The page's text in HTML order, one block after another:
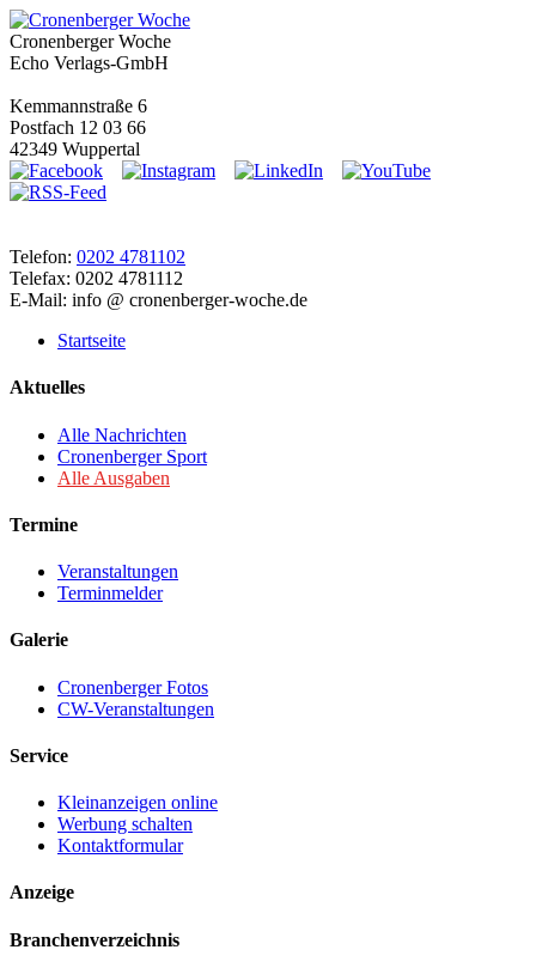
Cronenberger Woche
Echo Verlags-GmbH
Kemmannstraße 6
Postfach 12 03 66
42349 Wuppertal
Telefon: 0202 4781102
Telefax: 0202 4781112
E-Mail: info @ cronenberger-woche.de
Startseite
Aktuelles
Alle Nachrichten
Cronenberger Sport
Alle Ausgaben
Termine
Veranstaltungen
Terminmelder
Galerie
Cronenberger Fotos
CW-Veranstaltungen
Service
Kleinanzeigen online
Werbung schalten
Kontaktformular
Anzeige
Branchenverzeichnis